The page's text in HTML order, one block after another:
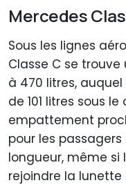
Mercedes
Sous les lignes
Classe C se
à 470 litres,
de 101 litres sous
empattement
pour les
longueur, même
rejoindre la lunette